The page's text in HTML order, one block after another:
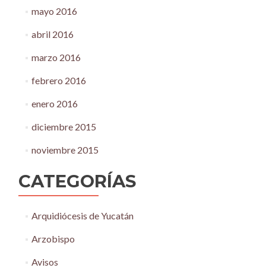
mayo 2016
abril 2016
marzo 2016
febrero 2016
enero 2016
diciembre 2015
noviembre 2015
CATEGORÍAS
Arquidiócesis de Yucatán
Arzobispo
Avisos